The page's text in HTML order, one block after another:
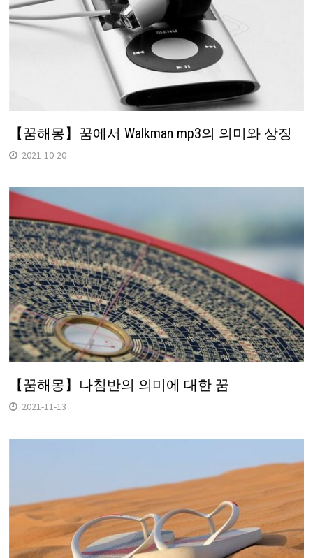
【꿈해몽】꿈에서 Walkman mp3의 의미와 상징
2021-10-20
【꿈해몽】나침반의 의미에 대한 꿈
2021-11-13